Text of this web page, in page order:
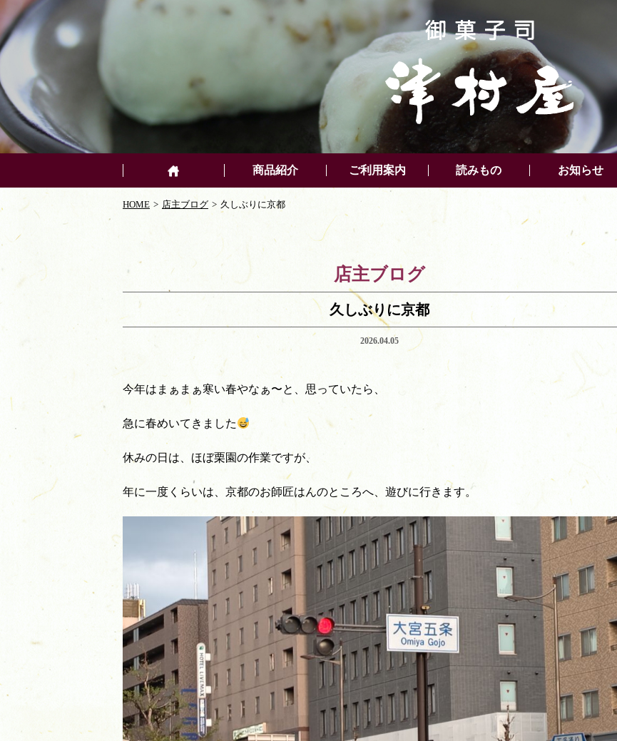
商品紹介 ご利用案内 読みもの お知らせ
HOME 店主ブログ 久しぶりに京都
店主ブログ
久しぶりに京都
2026.04.05
今年はまぁまぁ寒い春やなぁ〜と、思っていたら、
急に春めいてきました
休みの日は、ほぼ栗園の作業ですが、
年に一度くらいは、京都のお師匠はんのところへ、遊びに行きます。